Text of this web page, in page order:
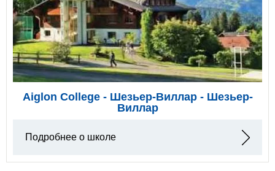
Aiglon College - Шезьер-Виллар - Шезьер-
Виллар
Подробнее о школе